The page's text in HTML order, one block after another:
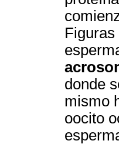
donde
mismo
oocito